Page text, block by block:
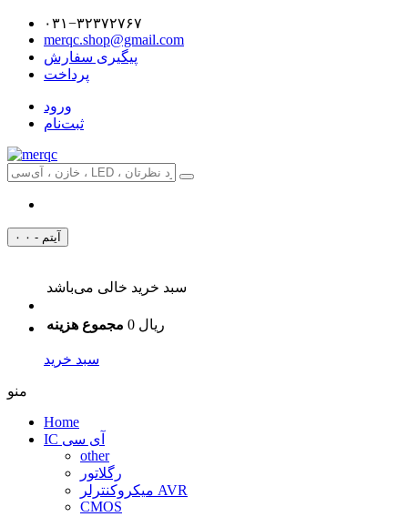
۰۳۱−۳۲۳۷۲۷۶۷
merqc.shop@gmail.com
پیگیری سفارش
پرداخت
ورود
ثبت‌نام
۰ آیتم - ۰
سبد خرید خالی می‌باشد
مجموع هزینه 0 ریال
سبد خرید
منو
Home
IC آی سی
other
رگلاتور
میکروکنترلر AVR
CMOS